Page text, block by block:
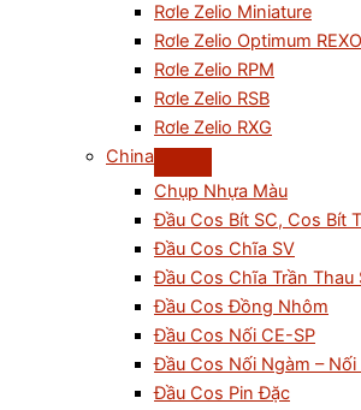
Rơle Zelio Miniature
Rơle Zelio Optimum REXO
Rơle Zelio RPM
Rơle Zelio RSB
Rơle Zelio RXG
China
Chụp Nhựa Màu
Đầu Cos Bít SC, Cos Bít
Đầu Cos Chĩa SV
Đầu Cos Chĩa Trần Thau
Đầu Cos Đồng Nhôm
Đầu Cos Nối CE-SP
Đầu Cos Nối Ngàm – Nối
Đầu Cos Pin Đặc